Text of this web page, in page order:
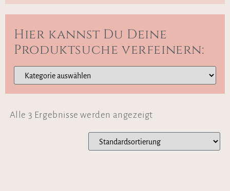
Hier kannst Du Deine
Produktsuche verfeinern:
Alle 3 Ergebnisse werden angezeigt